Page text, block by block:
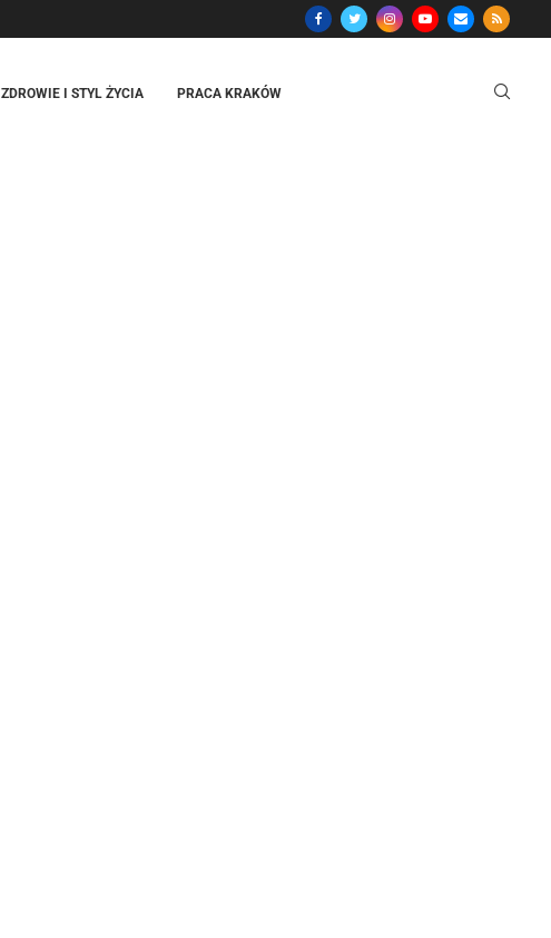
ZDROWIE I STYL ŻYCIA PRACA KRAKÓW